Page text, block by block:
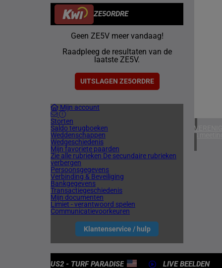
ZE5ORDRE
Geen ZE5V meer vandaag!
Raadpleeg de resultaten van de
laatste ZE5V.
UITSLAGEN ZE5ORDRE
Mijn account
Storten
Saldo terugboeken
Weddenschappen
Wedgeschiedenis
Mijn favoriete paarden
Zie alle rubrieken De secundaire rubrieken
verbergen
Persoonsgegevens
Verbinding & Beveiliging
Bankgegevens
Transactiegeschiedenis
Mijn documenten
Limiet - verantwoord spelen
Communicatievoorkeuren
Klantenservice / hulp
4
US2 - TURF PARADISE LIVE BEELDEN